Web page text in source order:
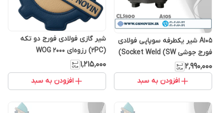
A105 شیر یکطرفه سوپاپی فولادی
فورج جوشی Socket Weld (SW)
کلاس 800
۲٬۹۹۰٬۰۰۰
افزودن به سبد
شیر گازی فولادی فورج دو تکه
(2PC) رزوه‌ای 2000 WOG
۱٬۲۱۵٬۰۰۰
افزودن به سبد